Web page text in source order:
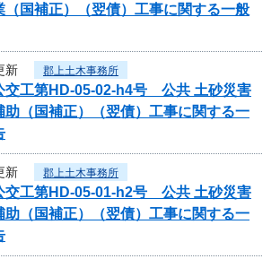
（国補正）（翌債）工事に関する一般
新 郡上土木事務所
交工第HD-05-02-h4号 公共 土砂災害
助（国補正）（翌債）工事に関する一
新 郡上土木事務所
交工第HD-05-01-h2号 公共 土砂災害
助（国補正）（翌債）工事に関する一